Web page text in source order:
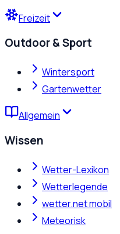
Freizeit
Outdoor & Sport
Wintersport
Gartenwetter
Allgemein
Wissen
Wetter-Lexikon
Wetterlegende
wetter.net mobil
Meteorisk